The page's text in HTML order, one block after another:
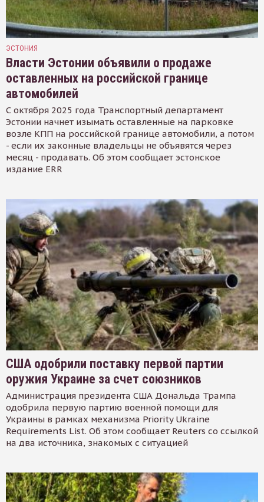
ЭСТОНИЯ
Власти Эстонии объявили о продаже
оставленных на российской границе
автомобилей
С октября 2025 года Транспортный департамент
Эстонии начнет изымать оставленные на парковке
возле КПП на российской границе автомобили, а потом
- если их законные владельцы не объявятся через
месяц - продавать. Об этом сообщает эстонское
издание ERR
США одобрили поставку первой партии
оружия Украине за счет союзников
Администрация президента США Дональда Трампа
одобрила первую партию военной помощи для
Украины в рамках механизма Priority Ukraine
Requirements List. Об этом сообщает Reuters со ссылкой
на два источника, знакомых с ситуацией